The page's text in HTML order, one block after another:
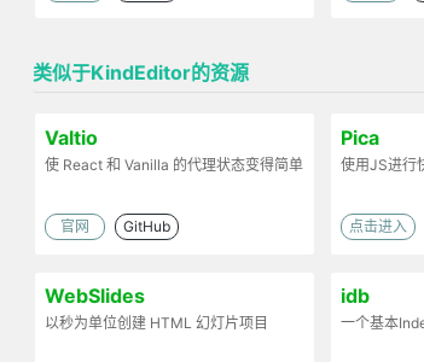
类似于KindEditor的资源
Valtio
使 React 和 Vanilla 的代理状态变得简单
官网 GitHub
Pica
使用JS进行
点击进入
WebSlides
以秒为单位创建 HTML 幻灯片项目
idb
一个基本